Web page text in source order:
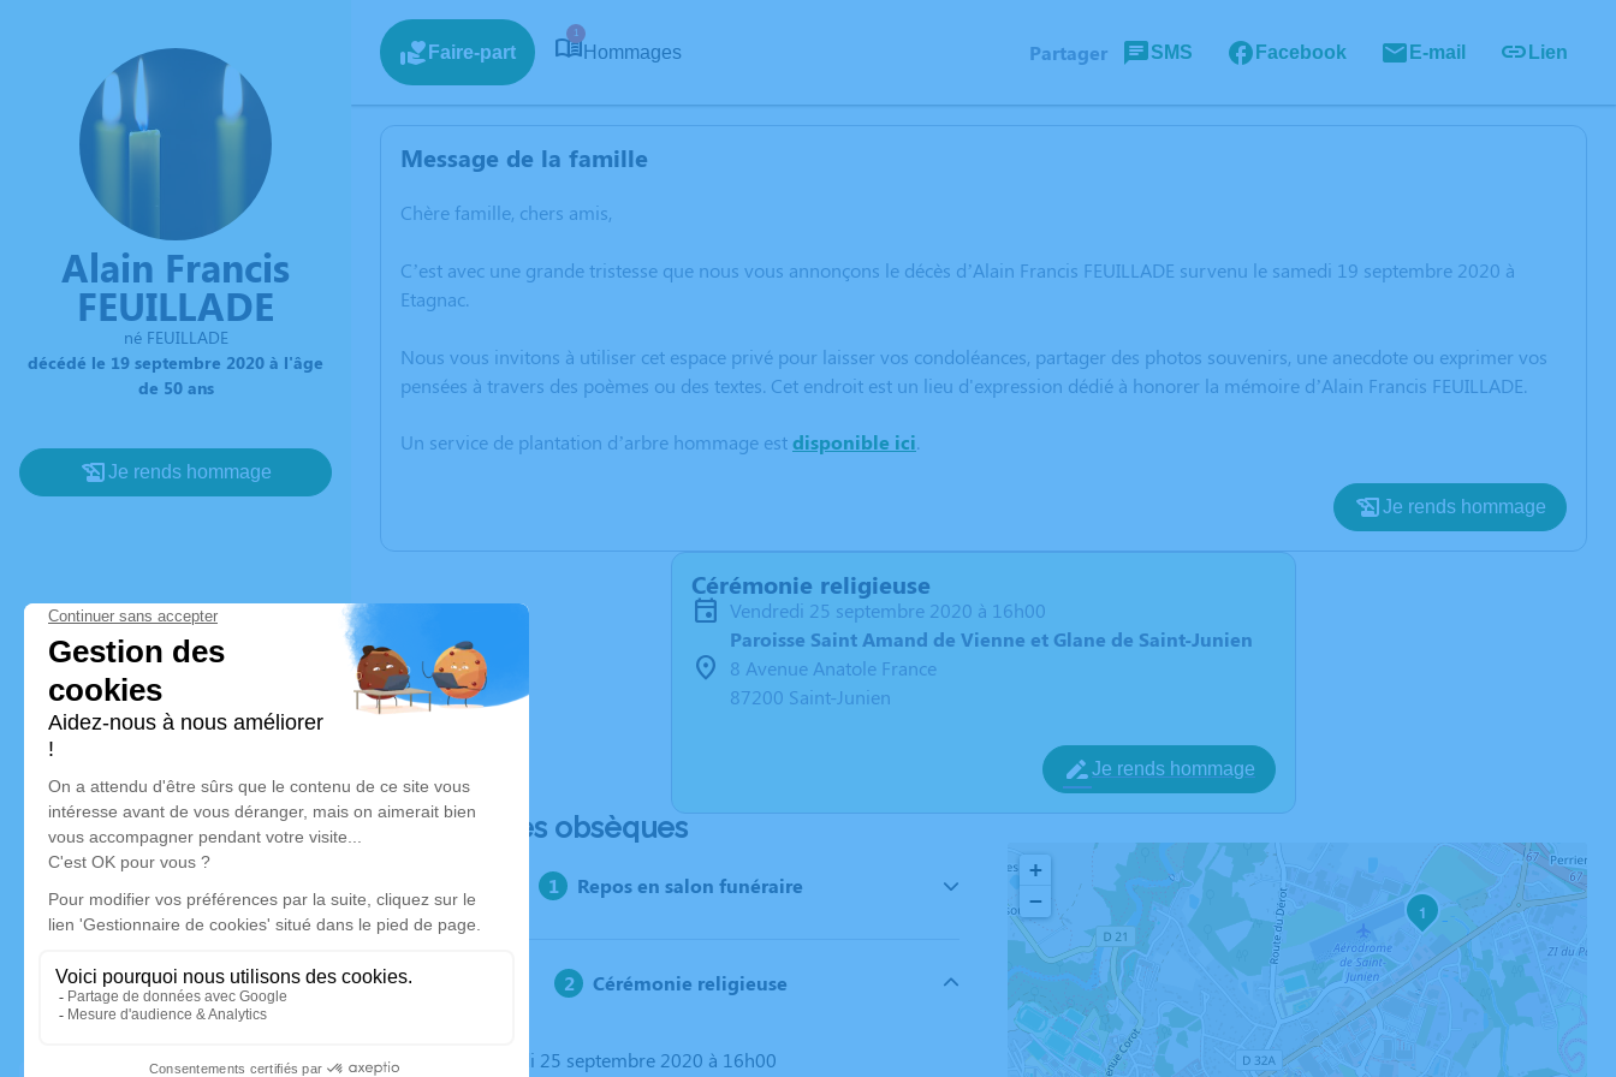
Alain Francis
FEUILLADE
né FEUILLADE
décédé le 19 septembre 2020 à l'âge
de 50 ans
Je rends hommage
Faire-part
1
Hommages Partager SMS Facebook E-mail Lien
Message de la famille
Chère famille, chers amis,
C’est avec une grande tristesse que nous vous annonçons le décès d’Alain Francis FEUILLADE survenu le samedi 19 septembre 2020 à
Etagnac.
Nous vous invitons à utiliser cet espace privé pour laisser vos condoléances, partager des photos souvenirs, une anecdote ou exprimer vos
pensées à travers des poèmes ou des textes. Cet endroit est un lieu d'expression dédié à honorer la mémoire d’Alain Francis FEUILLADE.
Un service de plantation d’arbre hommage estdisponible ici.
Je rends hommage
Cérémonie religieuse
vendredi 25 septembre 2020 à 16h00
Paroisse Saint Amand de Vienne et Glane de Saint-Junien
8 Avenue Anatole France
87200 Saint-Junien
Je rends hommage
Déroulé des obsèques
Repos en salon funéraire
Cérémonie religieuse
Le vendredi 25 septembre 2020 à 16h00
1
+
−